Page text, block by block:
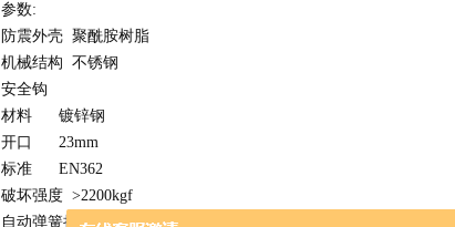
参数:
防震外壳 聚酰胺树脂
机械结构 不锈钢
安全钩
材料
镀锌钢
开口
23mm
标准 EN362
破坏强度 >2200kgf
自动弹簧挂钩